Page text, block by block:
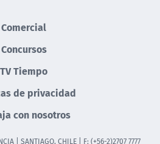
Comercial
Concursos
TV Tiempo
de privacidad
con nosotros
| SANTIAGO, CHILE | F: (+56-2)2707 7777